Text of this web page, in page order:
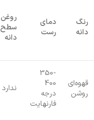
رنگ
دانه
دمای
رست
روغن
سطح
دانه
قهوه‌ای
روشن
350-
400
درجه
فارنهایت
ندارد